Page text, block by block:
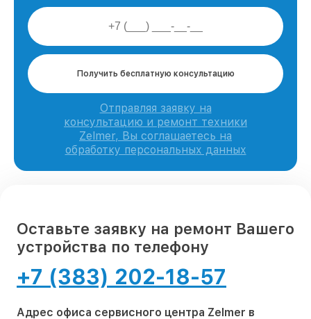
Получить бесплатную консультацию
Отправляя заявку на
консультацию и ремонт техники
Zelmer, Вы соглашаетесь на
обработку персональных данных
Оставьте заявку на ремонт Вашего
устройства по телефону
+7 (383) 202-18-57
Адрес офиса сервисного центра Zelmer в